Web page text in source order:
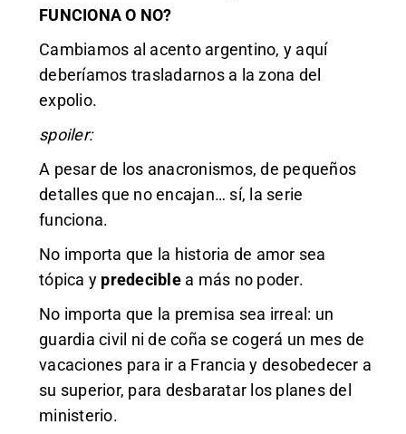
FUNCIONA O NO?
Cambiamos al acento argentino, y aquí
deberíamos trasladarnos a la zona del
expolio.
spoiler:
A pesar de los anacronismos, de pequeños
detalles que no encajan… sí, la serie
funciona.
No importa que la historia de amor sea
tópica y predecible a más no poder.
No importa que la premisa sea irreal: un
guardia civil ni de coña se cogerá un mes de
vacaciones para ir a Francia y desobedecer a
su superior, para desbaratar los planes del
ministerio.